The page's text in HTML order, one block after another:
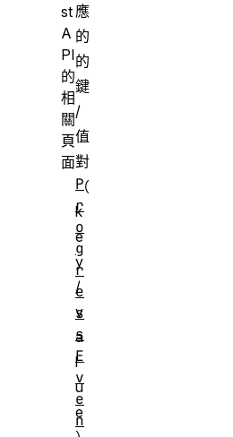
應
的
的
鍵
/
值
對
（
k
e
y
/
v
a
l
u
e
st
A
PI
的
相
關
頁
面
P
r
o
g
r
e
s
s
E
v
e
n